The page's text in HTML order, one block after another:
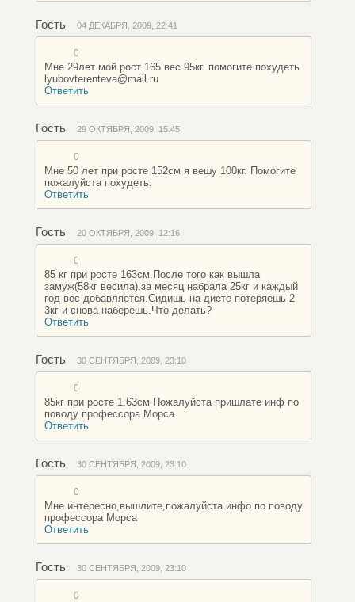
Гость 04 ДЕКАБРЯ, 2009, 22:41
0
Мне 29лет мой рост 165 вес 95кг. помогите похудеть
lyubovterenteva@mail.ru
Ответить
Гость 29 ОКТЯБРЯ, 2009, 15:45
0
Мне 50 лет при росте 152см я вешу 100кг. Помогите
пожалуйста похудеть.
Ответить
Гость 20 ОКТЯБРЯ, 2009, 12:16
0
85 кг при росте 163см.После того как вышла
замуж(58кг весила),за месяц набрала 25кг и каждый
год вес добавляется.Сидишь на диете потеряешь 2-
3кг и снова наберешь.Что делать?
Ответить
Гость 30 СЕНТЯБРЯ, 2009, 23:10
0
85кг при росте 1.63см Пожалуйста пришлате инф по
поводу профессора Морса
Ответить
Гость 30 СЕНТЯБРЯ, 2009, 23:10
0
Мне интересно,вышлите,пожалуйста инфо по поводу
профессора Морса
Ответить
Гость 30 СЕНТЯБРЯ, 2009, 23:10
0